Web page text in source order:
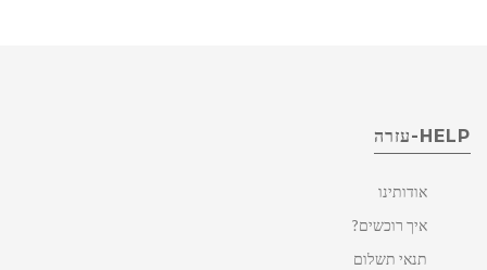
HELP-עזרה
אודותינו
איך רוכשים?
תנאי תשלום